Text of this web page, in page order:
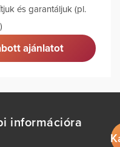
és garantáljuk (pl.
ajánlatot
információra